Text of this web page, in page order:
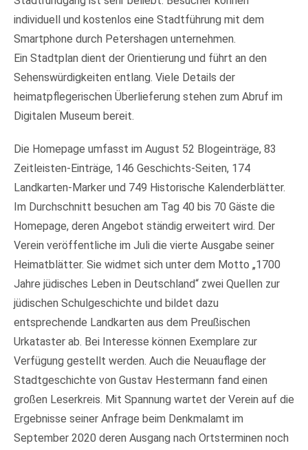
individuell und kostenlos eine Stadtführung mit dem
Smartphone durch Petershagen unternehmen.
Ein Stadtplan dient der Orientierung und führt an den
Sehenswürdigkeiten entlang. Viele Details der
heimatpflegerischen Überlieferung stehen zum Abruf im
Digitalen Museum bereit.
Die Homepage umfasst im August 52 Blogeinträge, 83
Zeitleisten-Einträge, 146 Geschichts-Seiten, 174
Landkarten-Marker und 749 Historische Kalenderblätter.
Im Durchschnitt besuchen am Tag 40 bis 70 Gäste die
Homepage, deren Angebot ständig erweitert wird. Der
Verein veröffentliche im Juli die vierte Ausgabe seiner
Heimatblätter. Sie widmet sich unter dem Motto „1700
Jahre jüdisches Leben in Deutschland“ zwei Quellen zur
jüdischen Schulgeschichte und bildet dazu
entsprechende Landkarten aus dem Preußischen
Urkataster ab. Bei Interesse können Exemplare zur
Verfügung gestellt werden. Auch die Neuauflage der
Stadtgeschichte von Gustav Hestermann fand einen
großen Leserkreis. Mit Spannung wartet der Verein auf die
Ergebnisse seiner Anfrage beim Denkmalamt im
September 2020 deren Ausgang nach Ortsterminen noch